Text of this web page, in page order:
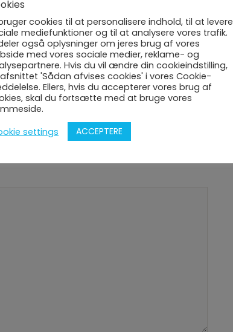
jar)
cookies til at personalisere indhold, til at levere
mediefunktioner og til at analysere vores trafik.
også oplysninger om jeres brug af vores
med vores sociale medier, reklame- og
Hvis du vil ændre din cookieindstilling,
'Sådan afvises cookies' i vores Cookie-
Ellers, hvis du accepterer vores brug af
skal du fortsætte med at bruge vores
settings
ACCEPTERE